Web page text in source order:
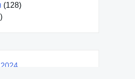
(128)